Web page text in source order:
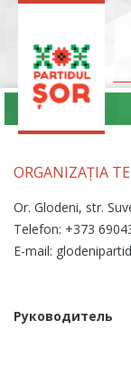
ORGANIZAȚIA
Or. Glodeni, str.
Telefon: +373
E-mail:
Руководитель